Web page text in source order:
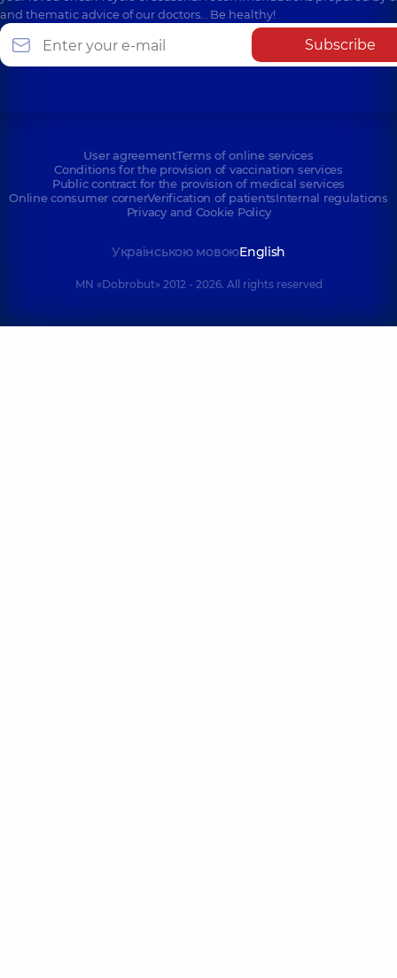
and thematic advice of our doctors… Be healthy!
Subscribe
User agreementTerms of online services
Conditions for the provision of vaccination services
Public contract for the provision of medical services
Online consumer cornerVerification of patientsInternal regulations
Privacy and Cookie Policy
Українською мовоюEnglish
MN «Dobrobut» 2012 - 2026. All rights reserved